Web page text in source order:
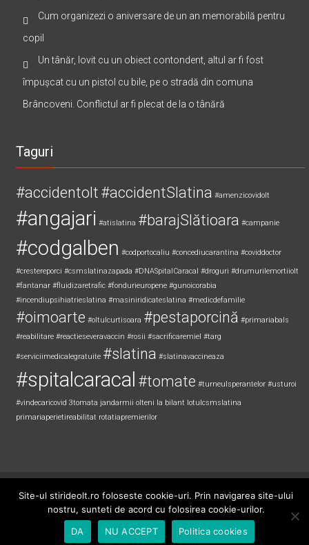
Cum organizezi o aniversare de un an memorabilă pentru
copil
Un tânăr, lovit cu un obiect contondent, altul ar fi fost
împușcat cu un pistol cu bile, pe o stradă din comuna
Brâncoveni. Conflictul ar fi plecat de la o tânără
Taguri
#accidentolt #accidentSlatina #amenzicovidolt
#angajari #atislatina #barajSlătioara #campanie
#codgalben #codportocaliu #concediucarantina #coviddoctor
#crestereporci #csmslatinazapada #DNASpitalCaracal #droguri #drumurilemortiiolt
#fantanar #fluidizaretrafic #fondurieuropene #gunoicorabia
#incendiupsihiatrieslatina #masiniridicateslatina #medicdefamilie
#oimoarte #oltulcurtisoara #pestaporcină #primariabals
#reabilitare #reactieseveravaccin #rosii #sacrificaremiel #targ
#serviciimedicalegratuite #slatina #slatinavaccineaza
#spitalcaracal #tomate #turneulsperantelor #usturoi
#vindecaricovid 3tomata jandarmii olteni la bilant lotulcsmslatina
primariaperietireabilitat rotatiapremierilor
ThemeGrill. Powered byWordPress.
Site-ul stirideolt.ro foloseste cookie-uri. Prin navigarea site-ului
nostru, sunteti de acord cu folosirea cookie-urilor.
DA
NU ACCEPT Politica cookies